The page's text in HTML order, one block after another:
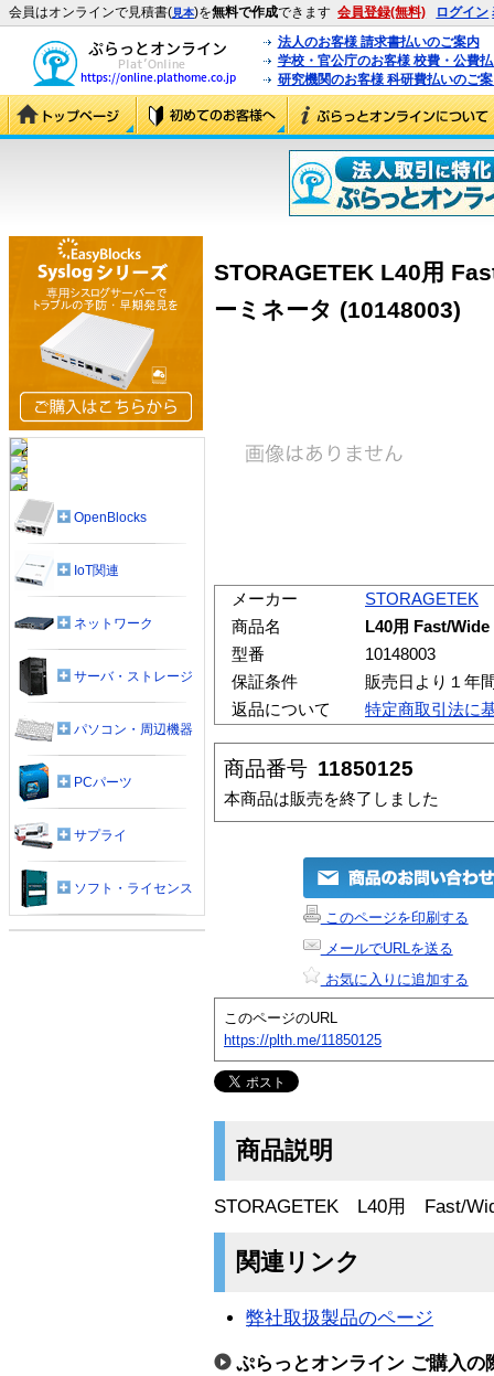
会員はオンラインで見積書(見本)を無料で作成できます 会員登録(無料) ログイン
法人のお客様 請求書払いのご案内
学校・官公庁のお客様 校費・公費
研究機関のお客様 科研費払いのご
STORAGETEK L40用
ーミネータ (10148003)
メーカー
STORAGETEK
商品名
L40用 Fast/
型番
10148003
保証条件
販売日より１年
返品について
特定商取引法に
商品番号 11850125
本商品は販売を終了しました
このページを印刷する
メールでURLを送る
お気に入りに追加する
このページのURL
https://plth.me/11850125
商品説明
STORAGETEK L40用 Fast/
関連リンク
弊社取扱製品のページ
ぷらっとオンライン ご購入の
OpenBlocks
IoT関連
ネットワーク
サーバ・ストレージ
パソコン・周辺機器
PCパーツ
サプライ
ソフト・ライセンス